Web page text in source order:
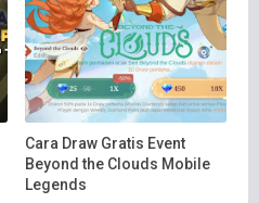
Cara Draw Gratis Event
Beyond the Clouds Mobile
Legends